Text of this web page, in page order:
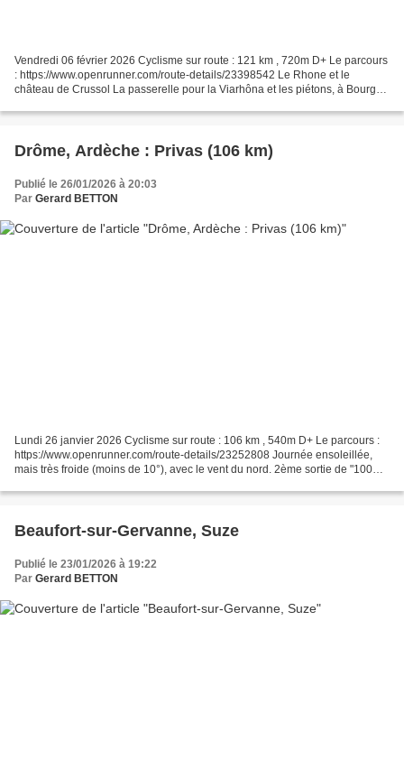
Vendredi 06 février 2026 Cyclisme sur route : 121 km , 720m D+ Le parcours
: https://www.openrunner.com/route-details/23398542 Le Rhone et le
château de Crussol La passerelle pour la Viarhôna et les piétons, à Bourg-
Drôme, Ardèche : Privas (106 km)
Publié le 26/01/2026 à 20:03
Par Gerard BETTON
Lundi 26 janvier 2026 Cyclisme sur route : 106 km , 540m D+ Le parcours :
https://www.openrunner.com/route-details/23252808 Journée ensoleillée,
mais très froide (moins de 10°), avec le vent du nord. 2ème sortie de "100
Beaufort-sur-Gervanne, Suze
Publié le 23/01/2026 à 19:22
Par Gerard BETTON